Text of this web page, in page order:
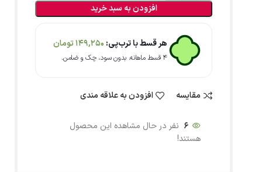
افزودن به سبد خرید
هر قسط با ترب‌پی: 149,250تومان
۴ قسط ماهانه. بدون سود، چک و ضامن.
مقایسه افزودن به علاقه مندی
6 نفر در حال مشاهده این محصول
هستند!